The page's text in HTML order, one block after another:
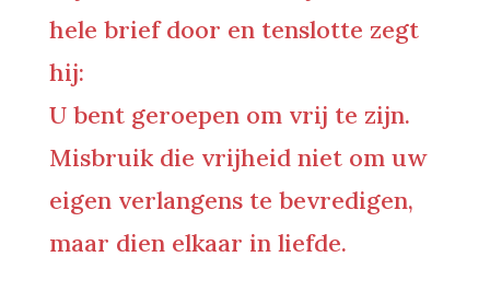
hele brief door en tenslotte zegt
hij:
U bent geroepen om vrij te zijn.
Misbruik die vrijheid niet om uw
eigen verlangens te bevredigen,
maar dien elkaar in liefde.